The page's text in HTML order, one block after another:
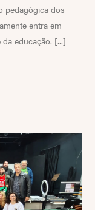
pedagógica dos
entra em
educação. [...]